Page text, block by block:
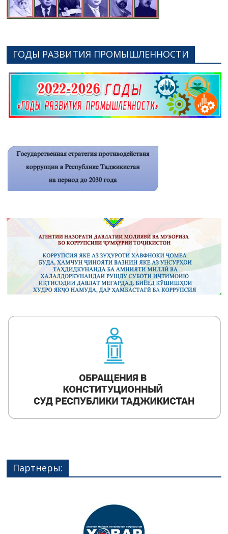
ГОДЫ РАЗВИТИЯ ПРОМЫШЛЕННОСТИ
Партнеры: